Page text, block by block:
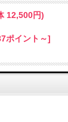
12,500円)
ポイント～]